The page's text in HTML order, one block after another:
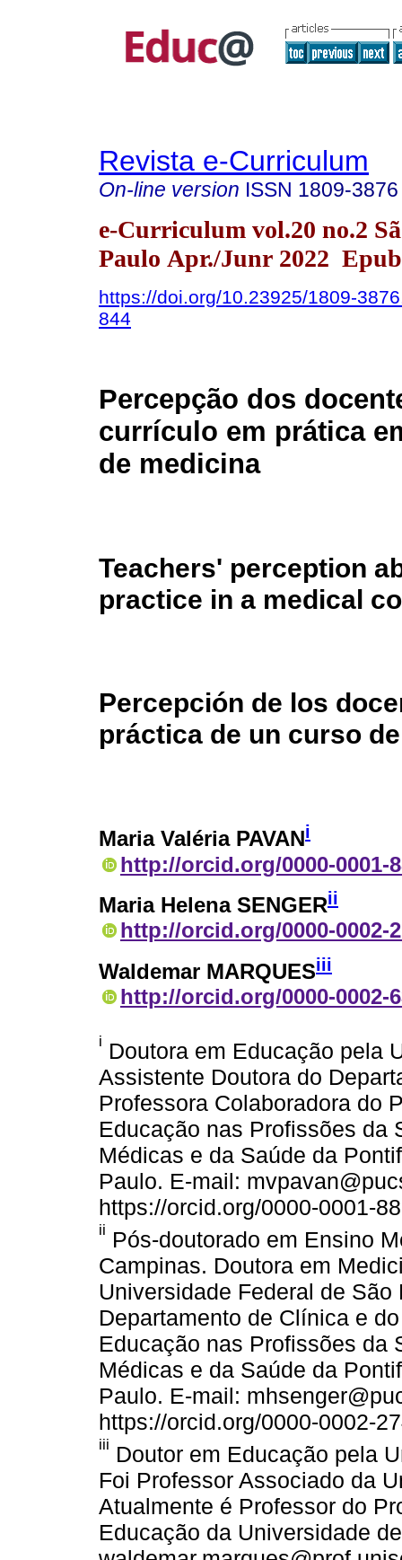
Revista e-Curriculum
On-line version ISSN 1809-3876
e-Curriculum vol.20 no.2
Paulo Apr./Junr 2022 Epub
https://doi.org/10.23925/1809-
844
Percepção dos
currículo em prática
de medicina
Teachers' perception
practice in a medical
Percepción de los
práctica de un curso
Maria Valéria PAVANi
http://orcid.org/0000-0001-
Maria Helena SENGERii
http://orcid.org/0000-0002-
Waldemar MARQUESiii
http://orcid.org/0000-0002-
i Doutora em Educação pela
Assistente Doutora do
Professora Colaboradora do
Educação nas Profissões da
Médicas e da Saúde da
Paulo. E-mail:
https://orcid.org/0000-0001-
ii Pós-doutorado em Ensino
Campinas. Doutora em
Universidade Federal de
Departamento de Clínica e
Educação nas Profissões da
Médicas e da Saúde da
Paulo. E-mail:
https://orcid.org/0000-0002-
iii Doutor em Educação pela
Foi Professor Associado da
Atualmente é Professor do
Educação da Universidade